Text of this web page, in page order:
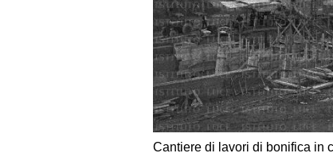
Cantiere di lavori di bonifica in